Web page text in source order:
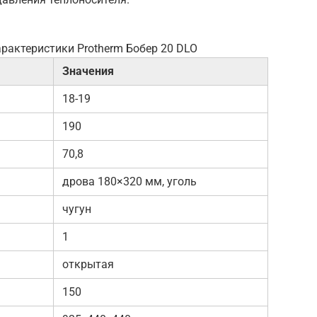
Protherm Бобер 20 DLO
Значения
18-19
190
70,8
дрова 180×320 мм, уголь
чугун
1
открытая
150